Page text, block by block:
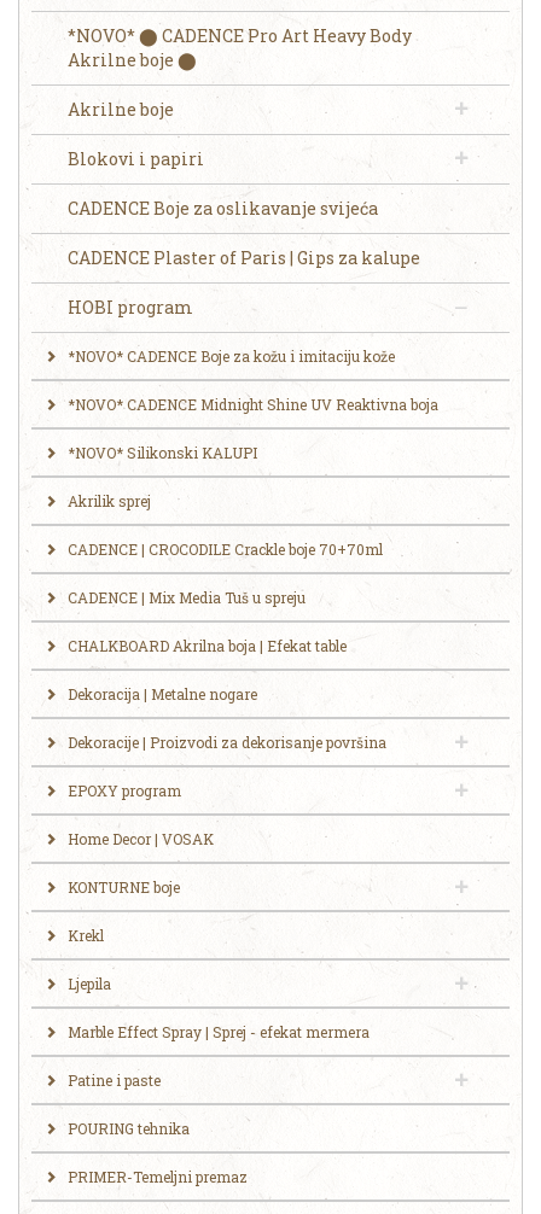
*NOVO* ⬤ CADENCE Pro Art Heavy Body
Akrilne boje ⬤
Akrilne boje
Blokovi i papiri
CADENCE Boje za oslikavanje svijeća
CADENCE Plaster of Paris | Gips za kalupe
HOBI program
*NOVO* CADENCE Boje za kožu i imitaciju kože
*NOVO* CADENCE Midnight Shine UV Reaktivna boja
*NOVO* Silikonski KALUPI
Akrilik sprej
CADENCE | CROCODILE Crackle boje 70+70ml
CADENCE | Mix Media Tuš u spreju
CHALKBOARD Akrilna boja | Efekat table
Dekoracija | Metalne nogare
Dekoracije | Proizvodi za dekorisanje površina
EPOXY program
Home Decor | VOSAK
KONTURNE boje
Krekl
Ljepila
Marble Effect Spray | Sprej - efekat mermera
Patine i paste
POURING tehnika
PRIMER-Temeljni premaz